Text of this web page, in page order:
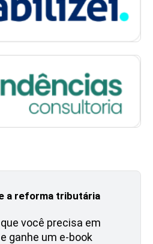
a reforma tributária
você precisa em
ganhe um e-book